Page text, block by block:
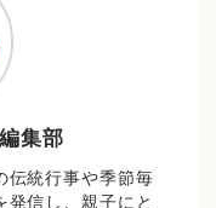
集部
伝統行事や季節毎
信し、親子にと